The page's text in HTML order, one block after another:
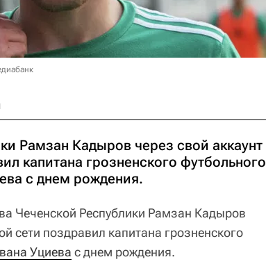
Рамзан Кадыров через свой аккаунт
капитана грозненского футбольного
с днем рождения.
Чеченской Республики Рамзан Кадыров
сети поздравил капитана грозненского
Уциева с днем рождения.